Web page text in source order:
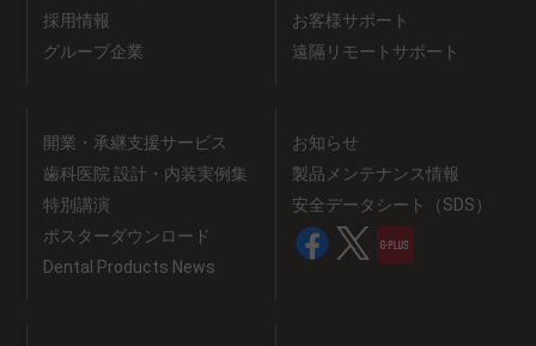
採用情報
グループ企業
お客様サポート
遠隔リモートサポート
開業・承継支援サービス
歯科医院 設計・内装実例集
特別講演
ポスターダウンロード
Dental Products News
お知らせ
製品メンテナンス情報
安全データシート（SDS）